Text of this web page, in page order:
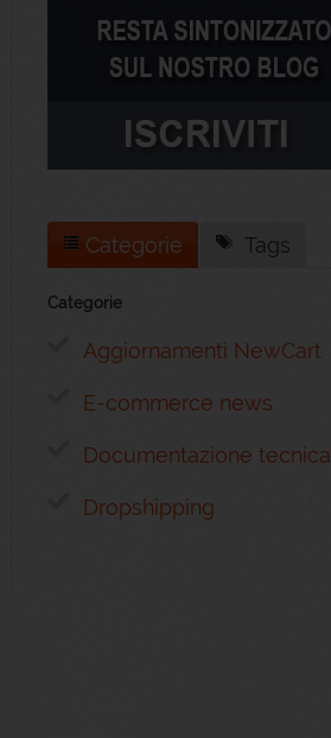
Categorie Tags
Categorie
Aggiornamenti NewCart
E-commerce news
Documentazione tecnica
Dropshipping